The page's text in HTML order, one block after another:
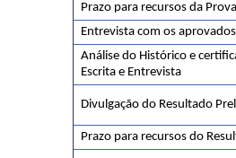
Prazo para recursos da
Entrevista com os
Análise do Histórico e
Escrita e Entrevista
Divulgação do Resultado
Prazo para recursos do